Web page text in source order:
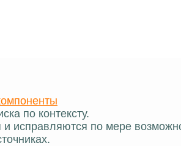
по контексту.
исправляются по мере